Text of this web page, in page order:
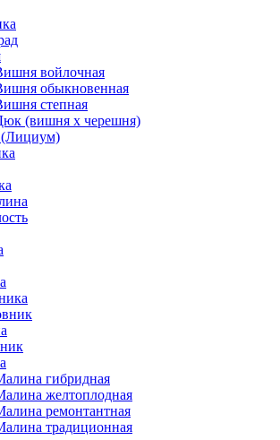
войлочная
обыкновенная
степная
(вишня х черешня)
гибридная
желтоплодная
ремонтантная
традиционная